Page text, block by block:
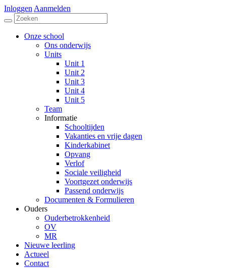
Inloggen Aanmelden
Onze school
Ons onderwijs
Units
Unit 1
Unit 2
Unit 3
Unit 4
Unit 5
Team
Informatie
Schooltijden
Vakanties en vrije dagen
Kinderkabinet
Opvang
Verlof
Sociale veiligheid
Voortgezet onderwijs
Passend onderwijs
Documenten & Formulieren
Ouders
Ouderbetrokkenheid
OV
MR
Nieuwe leerling
Actueel
Contact